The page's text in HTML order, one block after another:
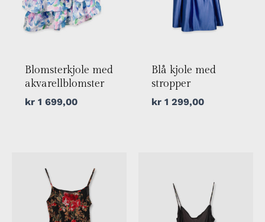
Blomsterkjole med
akvarellblomster
kr1 699,00
Blå kjole med
stropper
kr1 299,00